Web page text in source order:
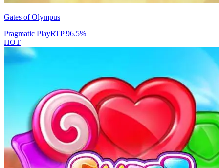
Gates of Olympus
Pragmatic PlayRTP96.5%
HOT